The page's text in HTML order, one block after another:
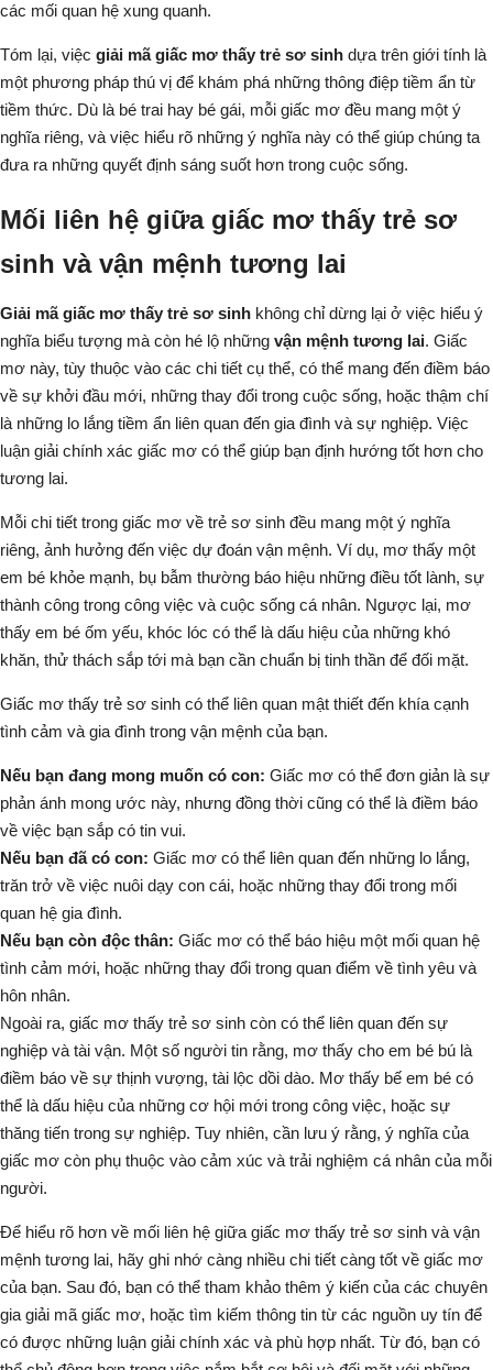
các mối quan hệ xung quanh.
Tóm lại, việc giải mã giấc mơ thấy trẻ sơ sinh dựa trên giới tính là
một phương pháp thú vị để khám phá những thông điệp tiềm ẩn từ
tiềm thức. Dù là bé trai hay bé gái, mỗi giấc mơ đều mang một ý
nghĩa riêng, và việc hiểu rõ những ý nghĩa này có thể giúp chúng ta
đưa ra những quyết định sáng suốt hơn trong cuộc sống.
Mối liên hệ giữa giấc mơ thấy trẻ sơ
sinh và vận mệnh tương lai
Giải mã giấc mơ thấy trẻ sơ sinh không chỉ dừng lại ở việc hiểu ý
nghĩa biểu tượng mà còn hé lộ những vận mệnh tương lai. Giấc
mơ này, tùy thuộc vào các chi tiết cụ thể, có thể mang đến điềm báo
về sự khởi đầu mới, những thay đổi trong cuộc sống, hoặc thậm chí
là những lo lắng tiềm ẩn liên quan đến gia đình và sự nghiệp. Việc
luận giải chính xác giấc mơ có thể giúp bạn định hướng tốt hơn cho
tương lai.
Mỗi chi tiết trong giấc mơ về trẻ sơ sinh đều mang một ý nghĩa
riêng, ảnh hưởng đến việc dự đoán vận mệnh. Ví dụ, mơ thấy một
em bé khỏe mạnh, bụ bẫm thường báo hiệu những điều tốt lành, sự
thành công trong công việc và cuộc sống cá nhân. Ngược lại, mơ
thấy em bé ốm yếu, khóc lóc có thể là dấu hiệu của những khó
khăn, thử thách sắp tới mà bạn cần chuẩn bị tinh thần để đối mặt.
Giấc mơ thấy trẻ sơ sinh có thể liên quan mật thiết đến khía cạnh
tình cảm và gia đình trong vận mệnh của bạn.
Nếu bạn đang mong muốn có con: Giấc mơ có thể đơn giản là sự
phản ánh mong ước này, nhưng đồng thời cũng có thể là điềm báo
về việc bạn sắp có tin vui.
Nếu bạn đã có con: Giấc mơ có thể liên quan đến những lo lắng,
trăn trở về việc nuôi dạy con cái, hoặc những thay đổi trong mối
quan hệ gia đình.
Nếu bạn còn độc thân: Giấc mơ có thể báo hiệu một mối quan hệ
tình cảm mới, hoặc những thay đổi trong quan điểm về tình yêu và
hôn nhân.
Ngoài ra, giấc mơ thấy trẻ sơ sinh còn có thể liên quan đến sự
nghiệp và tài vận. Một số người tin rằng, mơ thấy cho em bé bú là
điềm báo về sự thịnh vượng, tài lộc dồi dào. Mơ thấy bế em bé có
thể là dấu hiệu của những cơ hội mới trong công việc, hoặc sự
thăng tiến trong sự nghiệp. Tuy nhiên, cần lưu ý rằng, ý nghĩa của
giấc mơ còn phụ thuộc vào cảm xúc và trải nghiệm cá nhân của mỗi
người.
Để hiểu rõ hơn về mối liên hệ giữa giấc mơ thấy trẻ sơ sinh và vận
mệnh tương lai, hãy ghi nhớ càng nhiều chi tiết càng tốt về giấc mơ
của bạn. Sau đó, bạn có thể tham khảo thêm ý kiến của các chuyên
gia giải mã giấc mơ, hoặc tìm kiếm thông tin từ các nguồn uy tín để
có được những luận giải chính xác và phù hợp nhất. Từ đó, bạn có